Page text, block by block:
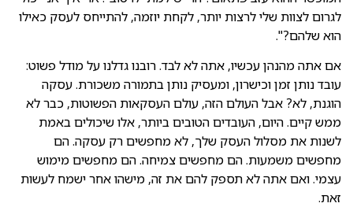
לגרום לצוות שלי לרצות יותר, לקחת יוזמה, להתייחס לעסק כאילו
הוא שלהם?".
אם אתה מהנהן עכשיו, אתה לא לבד. רובנו גדלנו על מודל פשוט:
עובד נותן זמן וכישרון, ומעסיק נותן בתמורה משכורת. עסקה
הוגנת, לא? אבל העולם הזה, עולם העסקאות הפשוטות, כבר לא
ממש קיים. היום, העובדים הטובים ביותר, אלו שיכולים באמת
לשנות את מסלול העסק שלך, לא מחפשים רק עסקה. הם
מחפשים משמעות. הם מחפשים צמיחה. הם מחפשים מימוש
עצמי. ואם אתה לא תספק להם את זה, מישהו אחר ישמח לעשות
זאת.